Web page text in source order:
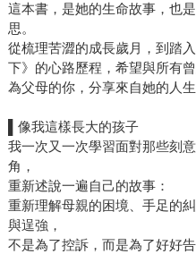
這本書，是她的生命故事，也
思。
從梳理苦澀的成長歲月，到踏
下》的心路歷程，希望與所有
為父母的你，分享來自她的人
▌像我這樣長大的孩子
我一次又一次學習面對那些刻
角，
重新述說一遍自己的故事：
重新理解母親的困境、手足的
與逞強，
不是為了控訴，而是為了好好告